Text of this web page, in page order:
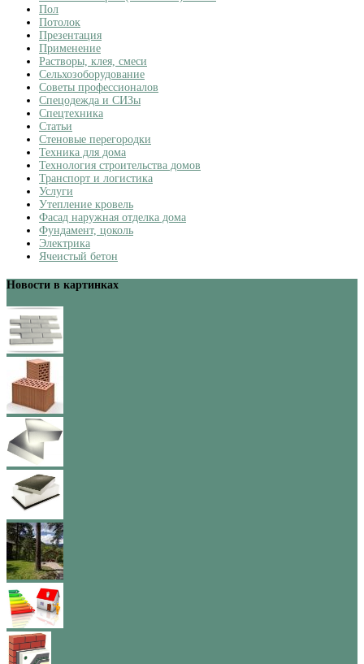
Пол
Потолок
Презентация
Применение
Растворы, клея, смеси
Сельхозоборудование
Советы профессионалов
Спецодежда и СИЗы
Спецтехника
Статьи
Стеновые перегородки
Техника для дома
Технология строительства домов
Транспорт и логистика
Услуги
Утепление кровель
Фасад наружная отделка дома
Фундамент, цоколь
Электрика
Ячеистый бетон
Новости в картинках